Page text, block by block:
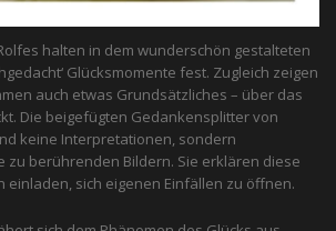
halten in dem wunderschön gestalteten
Glücksmomente fest. Zugleich zeigen
auch etwas Grundsätzliches – über das
Die beigefügten Gedankensplitter von
keine Interpretationen, sondern
zu berührenden Bildern. Sie erklären diese
einladen, sich eigenen Einfällen zu öffnen.